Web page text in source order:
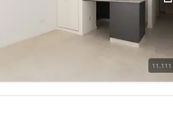
11.111